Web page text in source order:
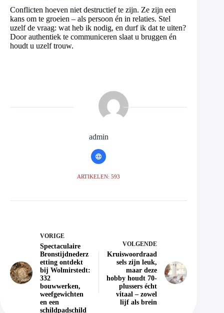
Conflicten hoeven niet destructief te zijn. Ze zijn een
kans om te groeien – als persoon én in relaties. Stel
uzelf de vraag: wat heb ik nodig, en durf ik dat te uiten?
Door authentiek te communiceren slaat u bruggen én
houdt u uzelf trouw.
admin
ARTIKELEN: 593
VORIGE
Spectaculaire
Bronstijdnederz
etting ontdekt
bij Wolmirstedt:
332
bouwwerken,
weefgewichten
en een
schildpadschild
VOLGENDE
Kruiswoordraad
sels zijn leuk,
maar deze
hobby houdt 70-
plussers écht
vitaal – zowel
lijf als brein